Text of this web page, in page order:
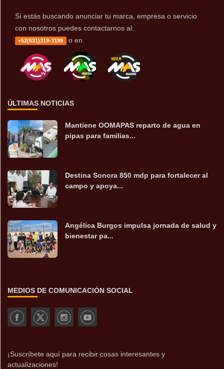
Sí estás buscando anunciar tu marca, empresa o servicio
con nosotros puedes contactarnos al:
+52(631)319-3199 o en
ÚLTIMAS NOTICIAS
Mantiene OOMAPAS reparto de agua en
pipas para familias...
Destina Sonora 850 mdp para fortalecer al
campo y apoya...
Angélica Burgos impulsa jornada de salud y
bienestar pa...
MEDIOS DE COMUNICACIÓN SOCIAL
¡Suscríbete aquí para recibir cosas interesantes y
actualizaciones!